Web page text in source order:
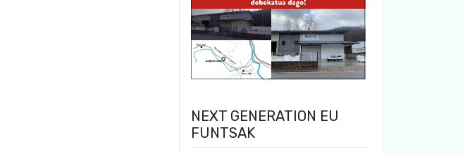
NEXT GENERATION EU
FUNTSAK